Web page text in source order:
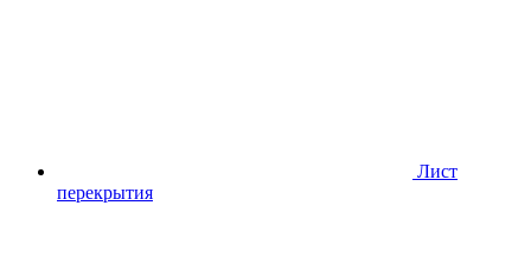
Лист
перекрытия